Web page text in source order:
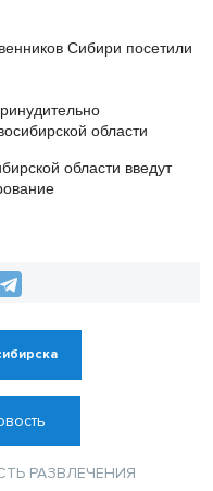
Сибири посетили
области
области введут
РАЗВЛЕЧЕНИЯ